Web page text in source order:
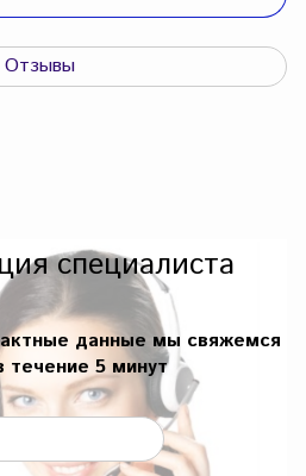
Отзывы
специалиста
данные мы свяжемся
течение 5 минут